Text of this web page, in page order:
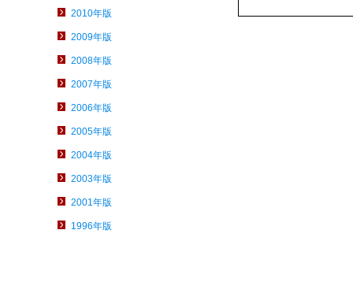
2010年版
2009年版
2008年版
2007年版
2006年版
2005年版
2004年版
2003年版
2001年版
1996年版